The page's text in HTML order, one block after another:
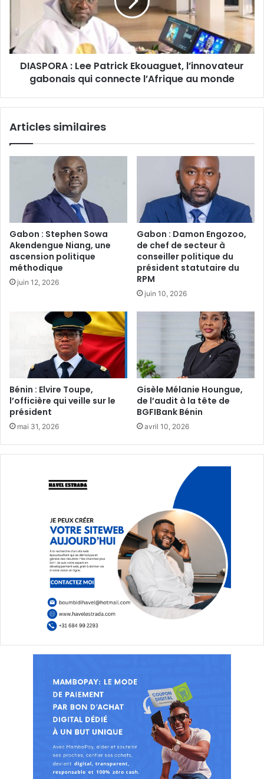
Ekouaguet,
gabonais
connecte
l’Afrique
DIASPORA : Lee Patrick Ekouaguet, l’innovateur
gabonais qui connecte l’Afrique au monde
Articles similaires
Gabon : Stephen Sowa
Akendengue Niang, une
ascension politique
méthodique‎
juin 12, 2026
Gabon : Damon Engozoo,
de chef de secteur à
conseiller politique du
président statutaire du
RPM
juin 10, 2026
Bénin : Elvire Toupe,
l’officière qui veille sur le
président‎‎
mai 31, 2026
Gisèle Mélanie Houngue,
de l’audit à la tête de
BGFIBank Bénin
avril 10, 2026